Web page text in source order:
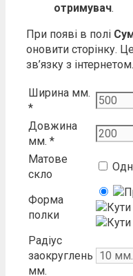
отримувач.
При появі в полі
оновити сторінку.
зв’язку з інтернетом.
Ширина мм.
*
Довжина
мм. *
Матове
скло
Форма
полки
Радіус
заокруглень
мм.